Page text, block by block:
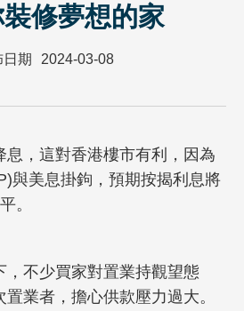
修夢想的家
期 2024-03-08
息，這對香港樓市有利，因為
與美息掛鉤，預期按揭利息將
。
，不少買家對置業持觀望態
業者，擔心供款壓力過大。